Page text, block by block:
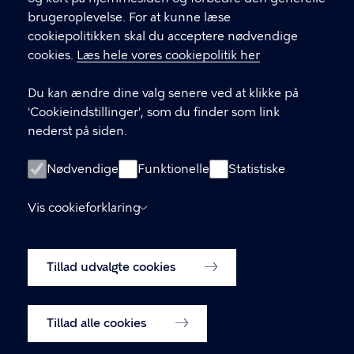
brugeroplevelse. For at kunne læse
cookiepolitikken skal du acceptere nødvendige
cookies. Læs hele vores cookiepolitik her
Du kan ændre dine valg senere ved at klikke på
'Cookieindstillinger', som du finder som link
nederst på siden.
Nødvendige Funktionelle Statistiske
Vis cookieforklaring
Tillad udvalgte cookies
Tillad alle cookies
GENVEJE
Digital Post
Databeskyttelse
Tilgængelighedserklæring
Om hjemmesiden
Cookiepolitik